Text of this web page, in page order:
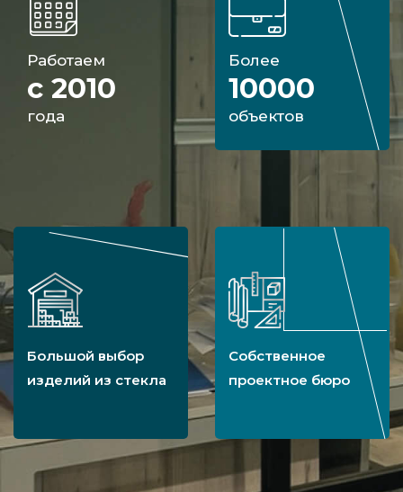
Работаем
с 2010
года
Более
10000
объектов
Большой выбор
изделий из стекла
Собственное
проектное бюро